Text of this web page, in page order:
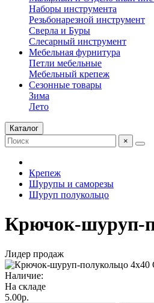
Наборы инструмента
Резьбонарезной инструмент
Сверла и Буры
Слесарный инструмент
Мебельная фурнитура
Петли мебельные
Мебельный крепеж
Сезонные товары
Зима
Лето
Каталог
×
Крепеж
Шурупы и саморезы
Шуруп полукольцо
Крючок-шуруп-
Лидер продаж
Наличие:
На складе
5.00р.